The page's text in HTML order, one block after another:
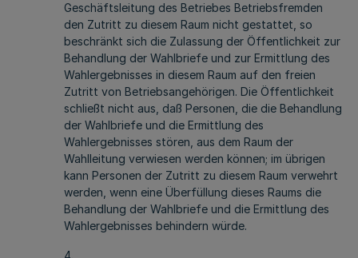
Geschäftsleitung des Betriebes Betriebsfremden
den Zutritt zu diesem Raum nicht gestattet, so
beschränkt sich die Zulassung der Öffentlichkeit zur
Behandlung der Wahlbriefe und zur Ermittlung des
Wahlergebnisses in diesem Raum auf den freien
Zutritt von Betriebsangehörigen. Die Öffentlichkeit
schließt nicht aus, daß Personen, die die Behandlung
der Wahlbriefe und die Ermittlung des
Wahlergebnisses stören, aus dem Raum der
Wahlleitung verwiesen werden können; im übrigen
kann Personen der Zutritt zu diesem Raum verwehrt
werden, wenn eine Überfüllung dieses Raums die
Behandlung der Wahlbriefe und die Ermittlung des
Wahlergebnisses behindern würde.
4.